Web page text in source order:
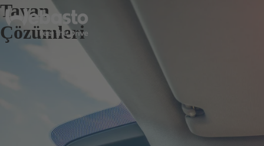
Tavan
Çözümleri